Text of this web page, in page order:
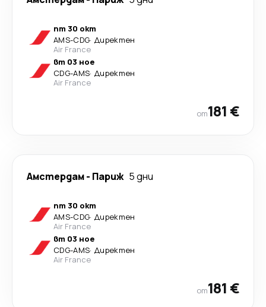
пт 30 окт
AMS-CDG· Директен
Air France
вт 03 ное
CDG-AMS· Директен
Air France
от181 €
Амстердам- Париж 5 дни
пт 30 окт
AMS-CDG· Директен
Air France
вт 03 ное
CDG-AMS· Директен
Air France
от181 €